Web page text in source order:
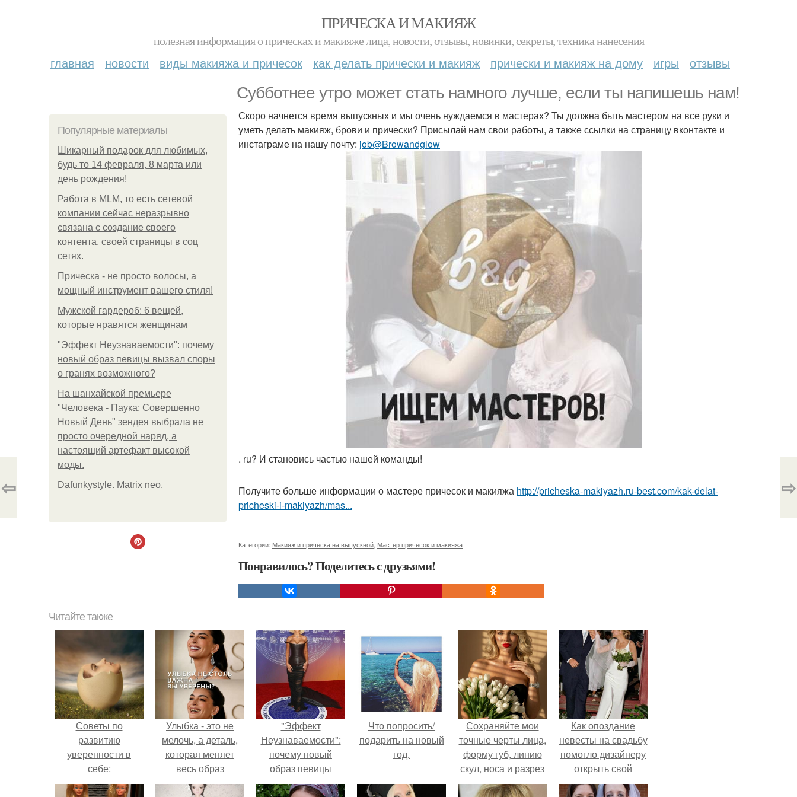
ПРИЧЕСКА И МАКИЯЖ
полезная информация о прическах и макияже лица, новости, отзывы, новинки, секреты, техника нанесения
главная новости виды макияжа и причесок как делать прически и макияж прически и макияж на дому игры отзывы
Субботнее утро может стать намного лучше, если ты напишешь нам!
Популярные материалы
Шикарный подарок для любимых,
будь то 14 февраля, 8 марта или
день рождения!
Работа в MLM, то есть сетевой
компании сейчас неразрывно
связана с создание своего
контента, своей страницы в соц
сетях.
Прическа - не просто волосы, а
мощный инструмент вашего стиля!
Мужской гардероб: 6 вещей,
которые нравятся женщинам
"Эффект Неузнаваемости": почему
новый образ певицы вызвал споры
о гранях возможного?
На шанхайской премьере
"Человека - Паука: Совершенно
Новый День" зендея выбрала не
просто очередной наряд, а
настоящий артефакт высокой
моды.
Dafunkystyle. Matrix neo.
Скоро начнется время выпускных и мы очень нуждаемся в мастерах? Ты должна быть мастером на все руки и
уметь делать макияж, брови и прически? Присылай нам свои работы, а также ссылки на страницу вконтакте и
инстаграме на нашу почту: job@Browandglow
. ru? И становись частью нашей команды!
Получите больше информации о мастере причесок и макияжа http://pricheska-makiyazh.ru-best.com/kak-delat-
pricheski-i-makiyazh/mas...
Категории: Макияж и прическа на выпускной Мастер причесок и макияжа
Понравилось? Поделитесь с друзьями!
⇦ ⇨
Читайте также
Советы по
развитию
уверенности в
себе:
Улыбка - это не
мелочь, а деталь,
которая меняет
весь образ
человека.
"Эффект
Неузнаваемости":
почему новый
образ певицы
вызвал споры о
Что попросить/
подарить на новый
год.
Сохраняйте мои
точные черты лица,
форму губ, линию
скул, носа и разрез
глаз.
Как опоздание
невесты на свадьбу
помогло дизайнеру
открыть свой
бренд.